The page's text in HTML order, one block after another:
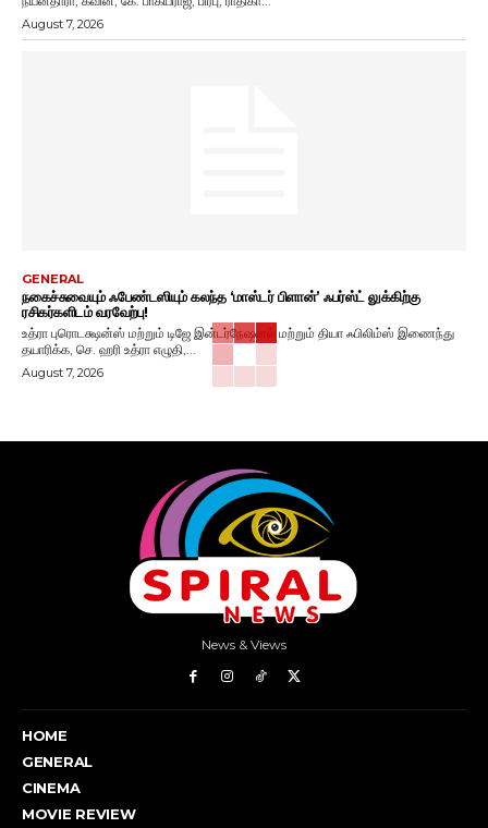
August 7, 2026
GENERAL
நகைச்சுவையும் ஃபேண்டஸியும் கலந்த ‘மாஸ்டர் பிளான்’ ஃபர்ஸ்ட் லுக்கிற்கு
ரசிகர்களிடம் வரவேற்பு!
உத்ரா புரொடக்ஷன்ஸ் மற்றும் டிஜே இன்டர்நேஷனல் மற்றும் தியா ஃபிலிம்ஸ் இணைந்து
தயாரிக்க, செ. ஹரி உத்ரா எழுதி,...
August 7, 2026
News & Views
HOME
GENERAL
CINEMA
MOVIE REVIEW